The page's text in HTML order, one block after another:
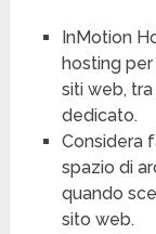
InMotion
hosting
siti web,
dedicato.
Considera
spazio di
quando
sito web.